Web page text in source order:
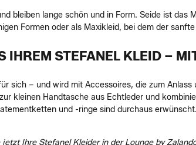
bleiben lange schön und in Form. Seide ist das
Formen oder als Maxikleid, bei dem der
IHREM STEFANEL KLEID –
sich – und wird mit Accessoires, die zum
kleinen Handtasche aus Echtleder und
und -ringe sind durchaus
Ihre Stefanel Kleider in der Lounge by